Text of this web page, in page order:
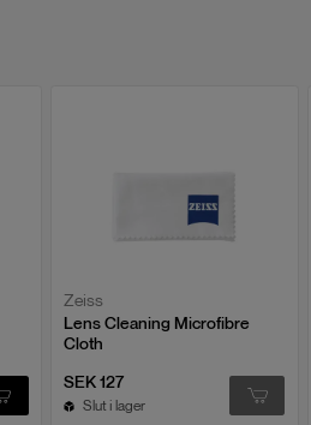
Zeiss
Lens Cleaning Microfibre
Cloth
SEK 127
Slut i lager